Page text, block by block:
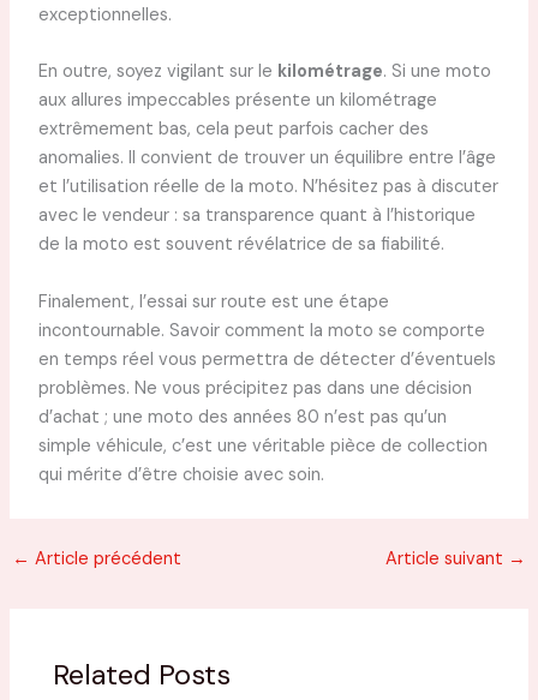
exceptionnelles.
En outre, soyez vigilant sur le kilométrage. Si une moto
aux allures impeccables présente un kilométrage
extrêmement bas, cela peut parfois cacher des
anomalies. Il convient de trouver un équilibre entre l’âge
et l’utilisation réelle de la moto. N’hésitez pas à discuter
avec le vendeur : sa transparence quant à l’historique
de la moto est souvent révélatrice de sa fiabilité.
Finalement, l’essai sur route est une étape
incontournable. Savoir comment la moto se comporte
en temps réel vous permettra de détecter d’éventuels
problèmes. Ne vous précipitez pas dans une décision
d’achat ; une moto des années 80 n’est pas qu’un
simple véhicule, c’est une véritable pièce de collection
qui mérite d’être choisie avec soin.
← Article précédent Article suivant →
Related Posts